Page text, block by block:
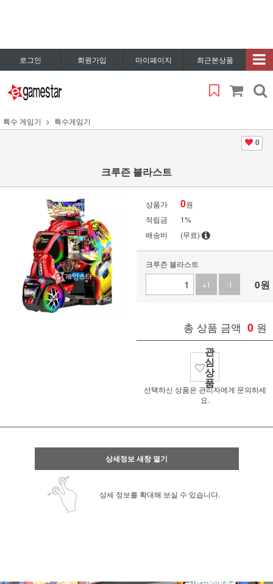
로그인 회원가입 마이페이지 최근본상품
특수 게임기 특수게임기
0
크루즌 블라스트
상품가 0원
적립금
1%
배송비
(무료)
크루즌 블라스트
+1
-1 0원
총 상품 금액 0 원
관
심
상
품
선택하신 상품은 관리자에게 문의하세
요.
상세정보 새창 열기
상세 정보를 확대해 보실 수 있습니다.